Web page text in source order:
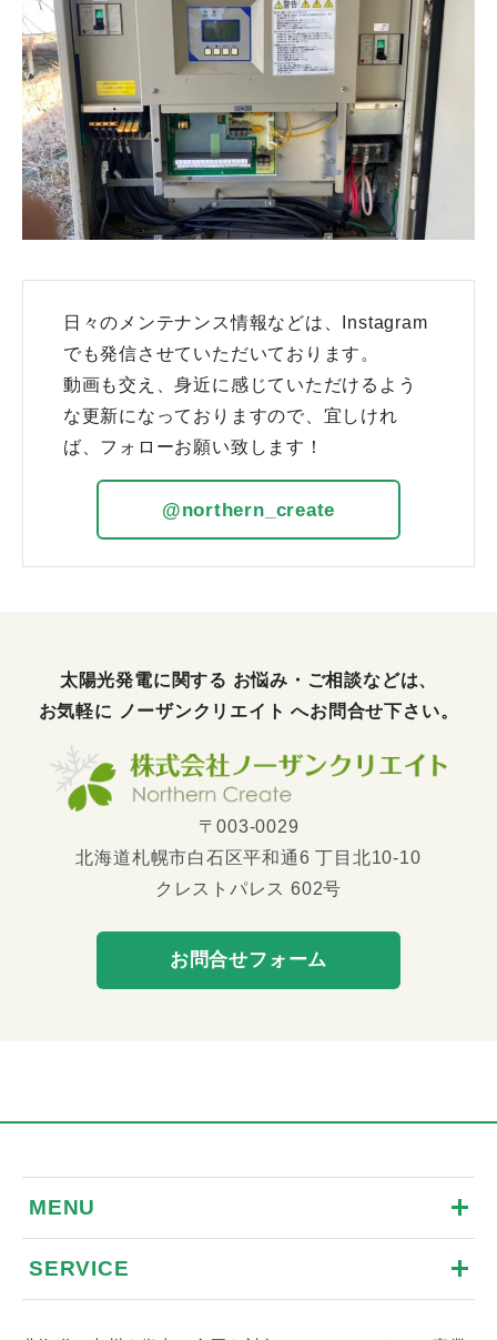
日々のメンテナンス情報などは、Instagram
でも発信させていただいております。
動画も交え、身近に感じていただけるよう
な更新になっておりますので、宜しけれ
ば、フォローお願い致します！
@northern_create
太陽光発電に関する お悩み・ご相談などは、
お気軽に
ノーザンクリエイトへお問合せ下さい。
〒003-0029
北海道札幌市白石区平和通6 丁目北10-10
クレストパレス 602号
お問合せフォーム
MENU
SERVICE